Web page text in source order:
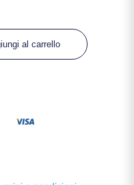
al carrello